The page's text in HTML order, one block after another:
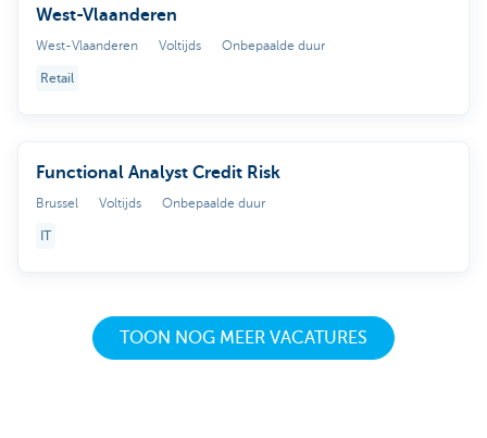
West-Vlaanderen
West-Vlaanderen Voltijds Onbepaalde duur
Retail
Functional Analyst Credit Risk
Brussel Voltijds Onbepaalde duur
IT
TOON NOG MEER VACATURES